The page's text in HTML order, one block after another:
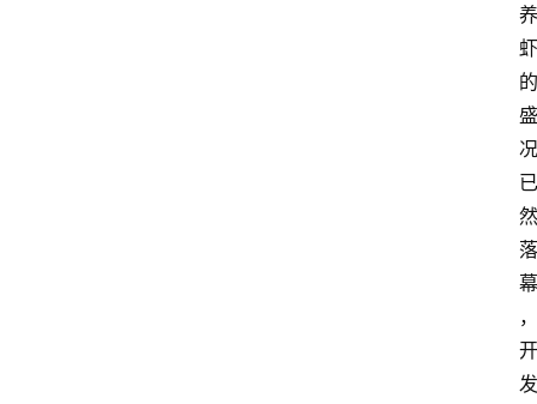
养
虾
的
盛
况
已
然
落
幕
，
开
发